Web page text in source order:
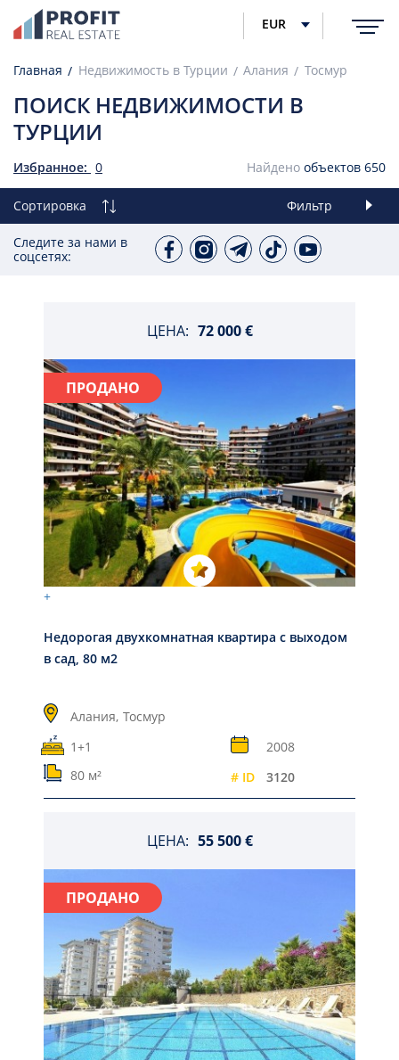
EUR
Главная Недвижимость в Турции Алания Тосмур
ПОИСК НЕДВИЖИМОСТИ В
ТУРЦИИ
Избранное: 0 Найдено объектов 650
Сортировка Фильтр
Следите за нами в
соцсетях:
ЦЕНА: 72 000 €
ПРОДАНО
+
Недорогая двухкомнатная квартира с выходом
в сад, 80 м2
Алания, Тосмур
1+1
2008
80 м²
# ID 3120
ЦЕНА: 55 500 €
ПРОДАНО